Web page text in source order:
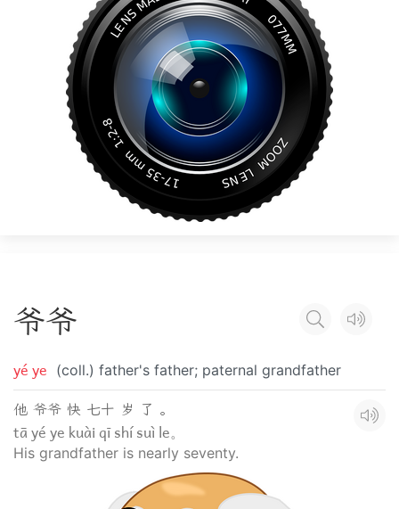
爷爷
yé ye (coll.) father's father; paternal grandfather
他 爷爷 快 七十 岁 了 。
tā yé ye kuài qī shí suì le。
His grandfather is nearly seventy.